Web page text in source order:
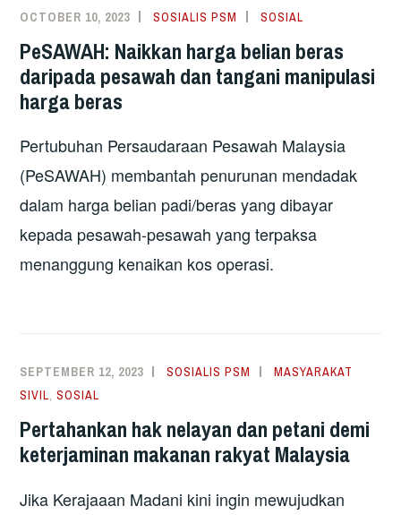
OCTOBER 10, 2023 SOSIALIS PSM SOSIAL
PeSAWAH: Naikkan harga belian beras
daripada pesawah dan tangani manipulasi
harga beras
Pertubuhan Persaudaraan Pesawah Malaysia
(PeSAWAH) membantah penurunan mendadak
dalam harga belian padi/beras yang dibayar
kepada pesawah-pesawah yang terpaksa
menanggung kenaikan kos operasi.
SEPTEMBER 12, 2023 SOSIALIS PSM
MASYARAKAT
SIVIL,SOSIAL
Pertahankan hak nelayan dan petani demi
keterjaminan makanan rakyat Malaysia
Jika Kerajaaan Madani kini ingin mewujudkan